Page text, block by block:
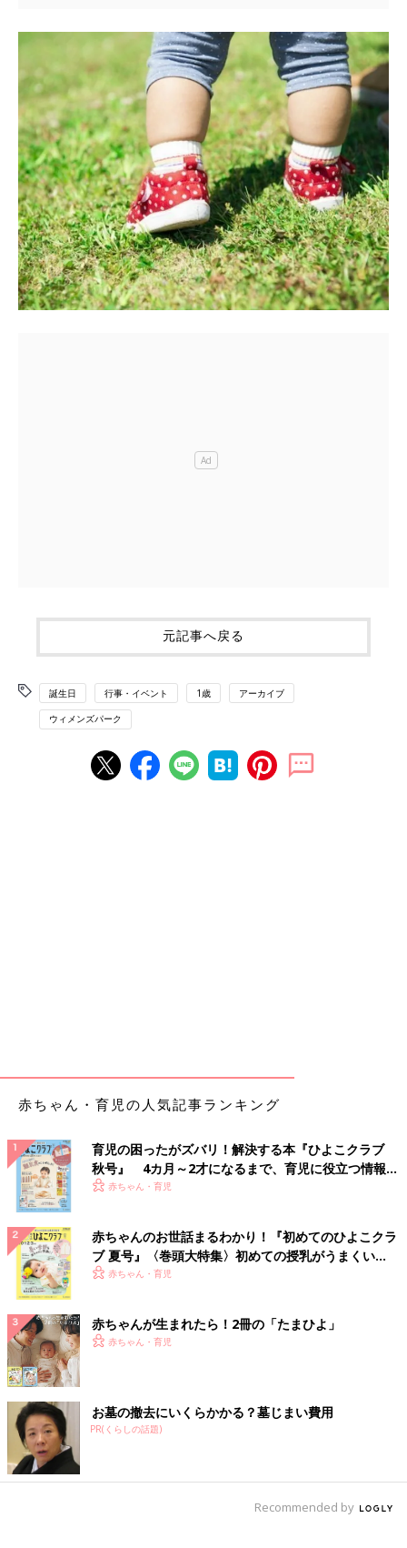
元記事へ戻る
誕生日 行事・イベント 1歳 アーカイブ
ウィメンズパーク
赤ちゃん・育児の人気記事ランキング
育児の困ったがズバリ！解決する本『ひよこクラブ
秋号』 4カ月～2才になるまで、育児に役立つ情報が
いっぱい！
赤ちゃん・育児
赤ちゃんのお世話まるわかり！『初めてのひよこクラ
ブ 夏号』〈巻頭大特集〉初めての授乳がうまくい
く！ おっぱい・ミルクの基本と夏のトラブル 解決テ
赤ちゃん・育児
赤ちゃんが生まれたら！2冊の「たまひよ」
赤ちゃん・育児
お墓の撤去にいくらかかる？墓じまい費用
PR(くらしの話題)
Recommended by